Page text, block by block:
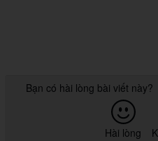
Bạn có hài lòng bài viết này?
Hài lòng